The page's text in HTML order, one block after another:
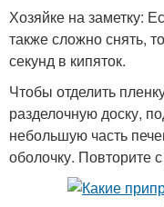
Хозяйке на заметку:
также сложно снять,
секунд в кипяток.
Чтобы отделить
разделочную доску,
небольшую часть
оболочку. Повторите